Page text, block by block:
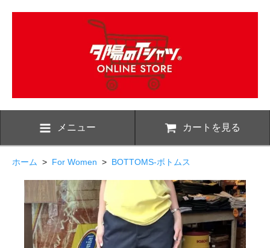
メニュー カートを見る
ホーム > For Women > BOTTOMS-ボトムス